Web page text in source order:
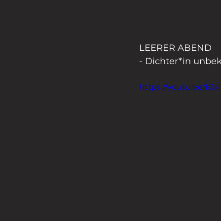
LEERER ABEND
- Dichter*in
https://youtu.be/